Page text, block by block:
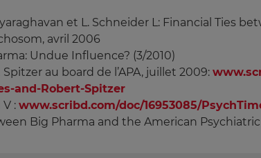
et L. Schneider L: Financial Ties
avril 2006
Undue Influence? (3/2010)
au board de l’APA, juillet 2009:
and-Robert-Spitzer
: www.scribd.com/doc/16953085/
Big Pharma and the American Psychiatric